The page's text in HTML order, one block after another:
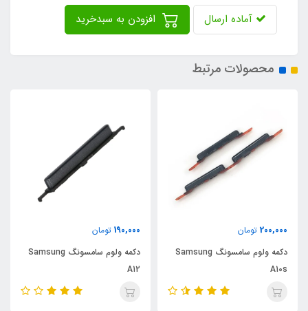
آماده ارسال
محصولات مرتبط
200,000 تومان
دکمه ولوم سامسونگ Samsung
A10s
190,000 تومان
دکمه ولوم سامسونگ Samsung
A12